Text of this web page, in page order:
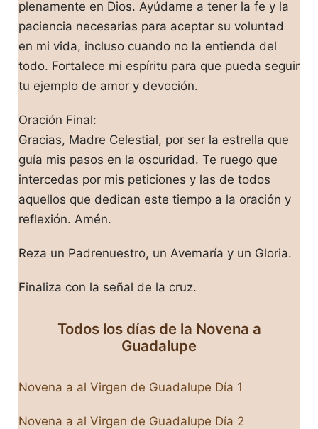
plenamente en Dios. Ayúdame a tener la fe y la
paciencia necesarias para aceptar su voluntad
en mi vida, incluso cuando no la entienda del
todo. Fortalece mi espíritu para que pueda seguir
tu ejemplo de amor y devoción.
Oración Final:
Gracias, Madre Celestial, por ser la estrella que
guía mis pasos en la oscuridad. Te ruego que
intercedas por mis peticiones y las de todos
aquellos que dedican este tiempo a la oración y
reflexión. Amén.
Reza un Padrenuestro, un Avemaría y un Gloria.
Finaliza con la señal de la cruz.
Todos los días de la Novena a
Guadalupe
Novena a al Virgen de Guadalupe Día 1
Novena a al Virgen de Guadalupe Día 2